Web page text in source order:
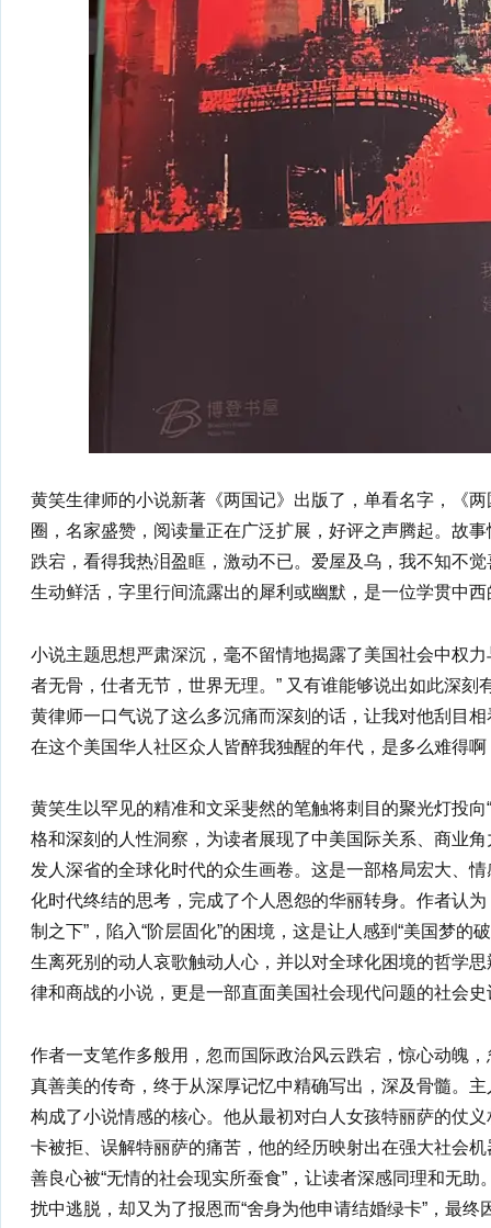
黄笑生律师的小说新著《两国记》出版了，单看名字，《
圈，名家盛赞，阅读量正在广泛扩展，好评之声腾起。故
跌宕，看得我热泪盈眶，激动不已。爱屋及乌，我不知不
生动鲜活，字里行间流露出的犀利或幽默，是一位学贯中
小说主题思想严肃深沉，毫不留情地揭露了美国社会中权
者无骨，仕者无节，世界无理。” 又有谁能够说出如此深
黄律师一口气说了这么多沉痛而深刻的话，让我对他刮目
在这个美国华人社区众人皆醉我独醒的年代，是多么难得啊
黄笑生以罕见的精准和文采斐然的笔触将刺目的聚光灯投
格和深刻的人性洞察，为读者展现了中美国际关系、商业
发人深省的全球化时代的众生画卷。这是一部格局宏大、
化时代终结的思考，完成了个人恩怨的华丽转身。作者认
制之下”，陷入“阶层固化”的困境，这是让人感到“美国梦的
生离死别的动人哀歌触动人心，并以对全球化困境的哲学
律和商战的小说，更是一部直面美国社会现代问题的社会史
作者一支笔作多般用，忽而国际政治风云跌宕，惊心动魄
真善美的传奇，终于从深厚记忆中精确写出，深及骨髓。
构成了小说情感的核心。他从最初对白人女孩特丽萨的仗
卡被拒、误解特丽萨的痛苦，他的经历映射出在强大社会
善良心被“无情的社会现实所蚕食”，让读者深感同理和无
扰中逃脱，却又为了报恩而“舍身为他申请结婚绿卡”，最